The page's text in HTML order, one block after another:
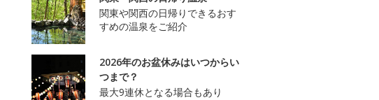
関東や関西の日帰りできるおす
すめの温泉をご紹介
2026年のお盆休みはいつからい
つまで？
最大9連休となる場合もあり